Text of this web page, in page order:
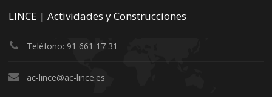
LINCE | Actividades y Construcciones
Teléfono: 91 661 17 31
ac-lince@ac-lince.es